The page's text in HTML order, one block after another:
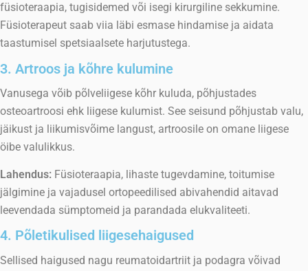
füsioteraapia, tugisidemed või isegi kirurgiline sekkumine.
Füsioterapeut saab viia läbi esmase hindamise ja aidata
taastumisel spetsiaalsete harjutustega.
3. Artroos ja kõhre kulumine
Vanusega võib põlveliigese kõhr kuluda, põhjustades
osteoartroosi ehk liigese kulumist. See seisund põhjustab valu,
jäikust ja liikumisvõime langust, artroosile on omane liigese
öibe valulikkus.
Lahendus: Füsioteraapia, lihaste tugevdamine, toitumise
jälgimine ja vajadusel ortopeedilised abivahendid aitavad
leevendada sümptomeid ja parandada elukvaliteeti.
4. Põletikulised liigesehaigused
Sellised haigused nagu reumatoidartriit ja podagra võivad